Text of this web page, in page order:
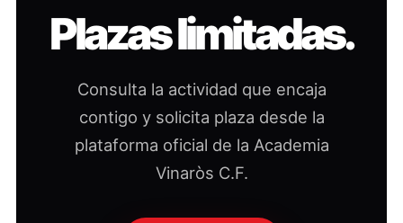
Plazas limitadas.
Consulta la actividad que encaja
contigo y solicita plaza desde la
plataforma oficial de la Academia
Vinaròs C.F.